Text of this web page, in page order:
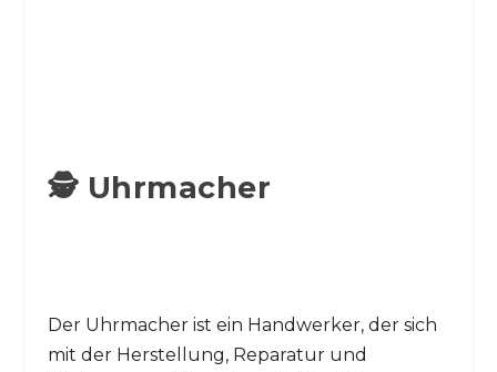
🕵️ Uhrmacher
Der Uhrmacher ist ein Handwerker, der sich
mit der Herstellung, Reparatur und